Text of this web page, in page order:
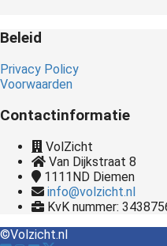
Beleid
Privacy Policy
Voorwaarden
Contactinformatie
VolZicht
Van Dijkstraat 8
1111ND Diemen
info@volzicht.nl
KvK nummer:
©Volzicht.nl